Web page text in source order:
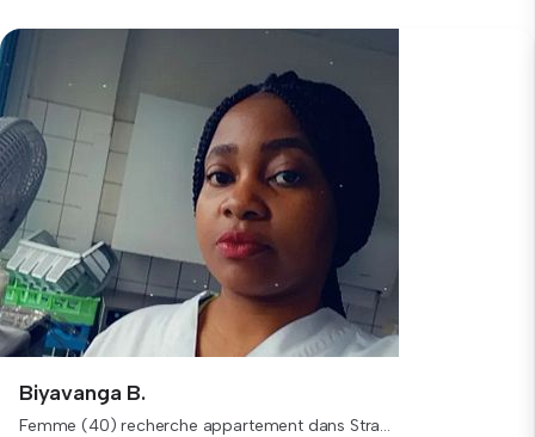
Biyavanga B.
Femme (40) recherche appartement dans Stra...